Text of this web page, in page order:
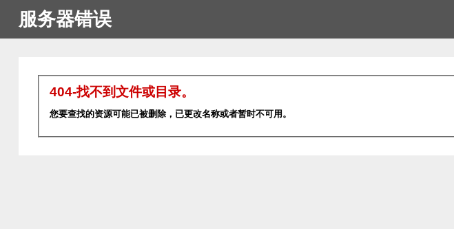
服务器错误
404-找不到文件或目录。
您要查找的资源可能已被删除，已更改名称或者暂时不可用。